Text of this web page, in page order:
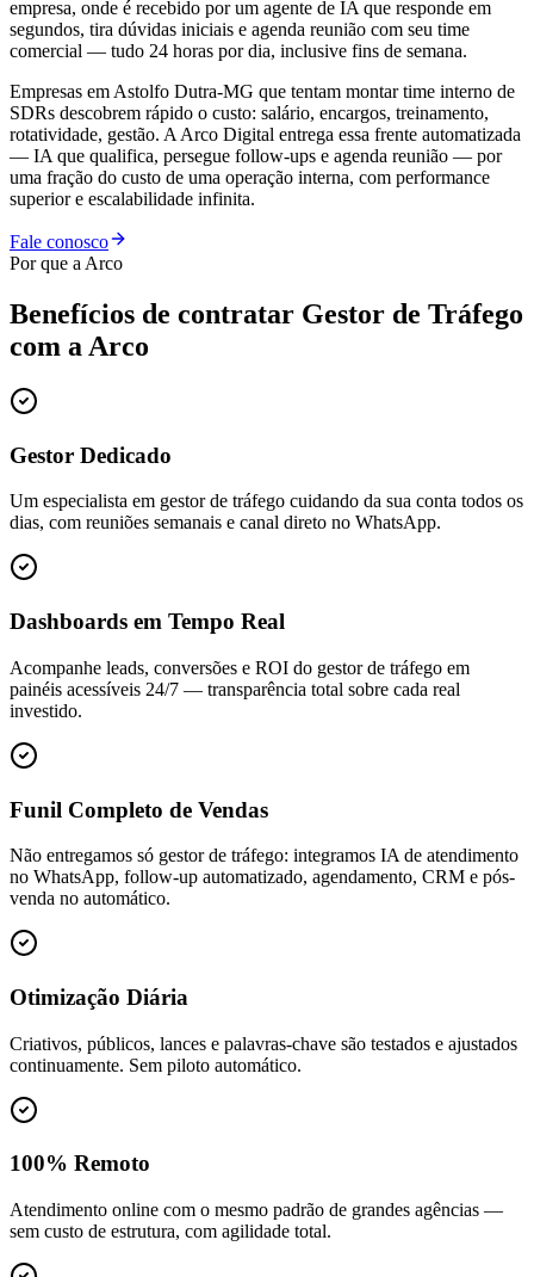
empresa, onde é recebido por um agente de IA que responde em
segundos, tira dúvidas iniciais e agenda reunião com seu time
comercial — tudo 24 horas por dia, inclusive fins de semana.
Empresas em Astolfo Dutra-MG que tentam montar time interno de
SDRs descobrem rápido o custo: salário, encargos, treinamento,
rotatividade, gestão. A Arco Digital entrega essa frente automatizada
— IA que qualifica, persegue follow-ups e agenda reunião — por
uma fração do custo de uma operação interna, com performance
superior e escalabilidade infinita.
Fale conosco
Por que a Arco
Benefícios de contratar Gestor de Tráfego
com a Arco
Gestor Dedicado
Um especialista em gestor de tráfego cuidando da sua conta todos os
dias, com reuniões semanais e canal direto no WhatsApp.
Dashboards em Tempo Real
Acompanhe leads, conversões e ROI do gestor de tráfego em
painéis acessíveis 24/7 — transparência total sobre cada real
investido.
Funil Completo de Vendas
Não entregamos só gestor de tráfego: integramos IA de atendimento
no WhatsApp, follow-up automatizado, agendamento, CRM e pós-
venda no automático.
Otimização Diária
Criativos, públicos, lances e palavras-chave são testados e ajustados
continuamente. Sem piloto automático.
100% Remoto
Atendimento online com o mesmo padrão de grandes agências —
sem custo de estrutura, com agilidade total.